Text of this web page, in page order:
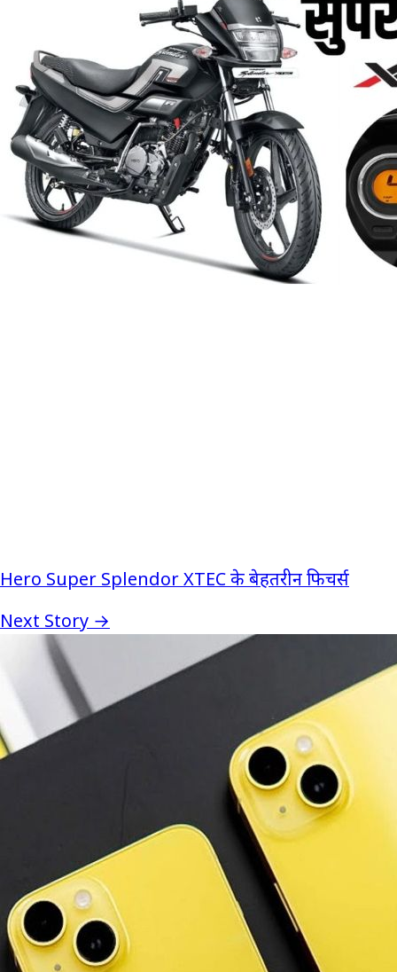
Hero Super Splendor XTEC के बेहतरीन फिचर्स
Next Story →